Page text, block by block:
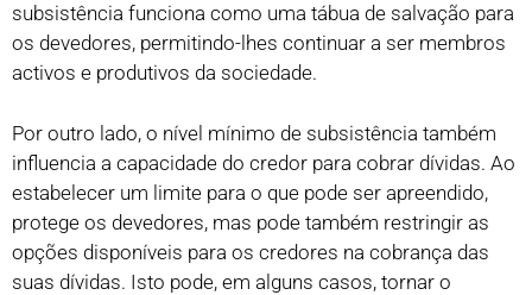
subsistência funciona como uma tábua de salvação para
os devedores, permitindo-lhes continuar a ser membros
activos e produtivos da sociedade.
Por outro lado, o nível mínimo de subsistência também
influencia a capacidade do credor para cobrar dívidas. Ao
estabelecer um limite para o que pode ser apreendido,
protege os devedores, mas pode também restringir as
opções disponíveis para os credores na cobrança das
suas dívidas. Isto pode, em alguns casos, tornar o